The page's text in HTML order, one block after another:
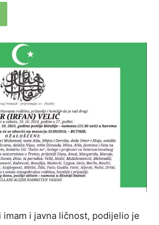
imam i javna ličnost, podijelio je